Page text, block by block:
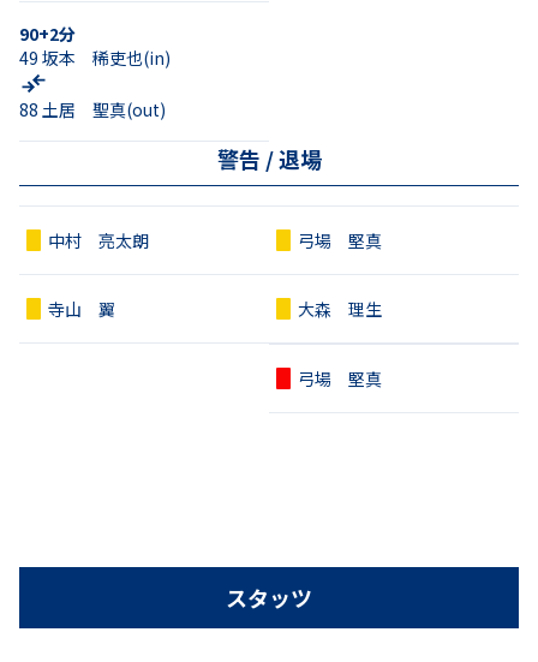
90+2分
49 坂本 稀吏也(in)
88 土居 聖真(out)
警告 / 退場
弓場 堅真
大森 理生
弓場 堅真
中村 亮太朗
寺山 翼
スタッツ